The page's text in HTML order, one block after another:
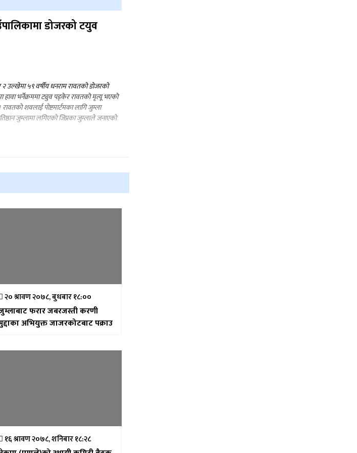
डोजरको टयुव
उल्खेमा ५९ वर्षीय धनराम रावतको डोजरको
भर्नेक्रममा ट्युव पड्केर रावतकाे मृत्यू भएकाे
शवलाई पोष्टमार्टमका लागि जुम्ला
जुम्लामा लगिएकाे जिप्रका जुम्लाले जनाएकाे
२० श्रावण २०७८, बुधबार १८:००
फरार जबरजस्ती करणी
अभियुक्त जाजरकोटबाट पक्राउ
१६ श्रावण २०७८, शनिबार १८:२८